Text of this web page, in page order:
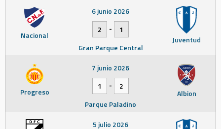
Nacional Juventud
6 junio 2026
2
-
1
Gran Parque Central
Progreso Albion
7 junio 2026
1
-
2
Parque Paladino
5 julio 2026